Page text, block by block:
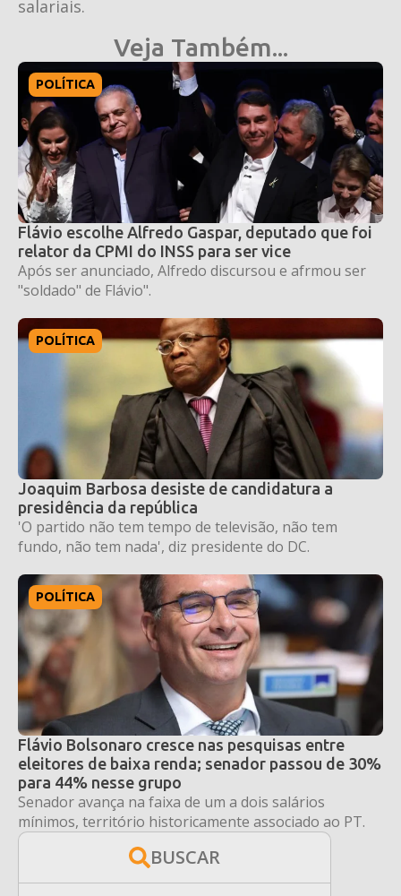
salariais.
Veja Também...
POLÍTICA
Flávio escolhe Alfredo Gaspar, deputado que foi
relator da CPMI do INSS para ser vice
Após ser anunciado, Alfredo discursou e afrmou ser
"soldado" de Flávio".
POLÍTICA
Joaquim Barbosa desiste de candidatura a
presidência da república
'O partido não tem tempo de televisão, não tem
fundo, não tem nada', diz presidente do DC.
POLÍTICA
Flávio Bolsonaro cresce nas pesquisas entre
eleitores de baixa renda; senador passou de 30%
para 44% nesse grupo
Senador avança na faixa de um a dois salários
mínimos, território historicamente associado ao PT.
BUSCAR